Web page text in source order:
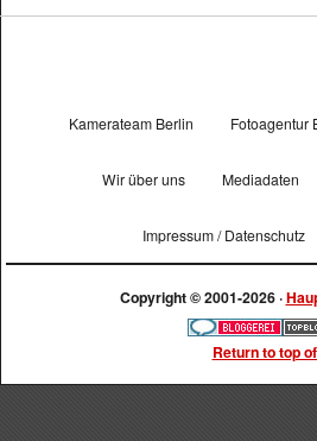
Kamerateam Berlin Fotoagentur
Wir über uns Mediadaten
Impressum / Datenschutz
Copyright © 2001-2026 ·
Return to top